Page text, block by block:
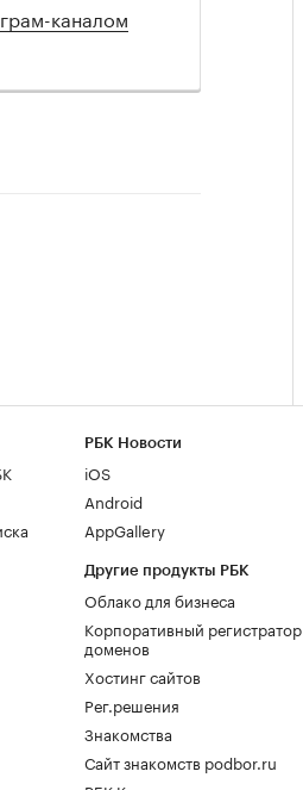
каналом
РБК Новости
iOS
Android
AppGallery
Другие продукты РБК
Облако для бизнеса
Корпоративный регистратор
доменов
Хостинг сайтов
Рег.решения
Знакомства
Сайт знакомств podbor.ru